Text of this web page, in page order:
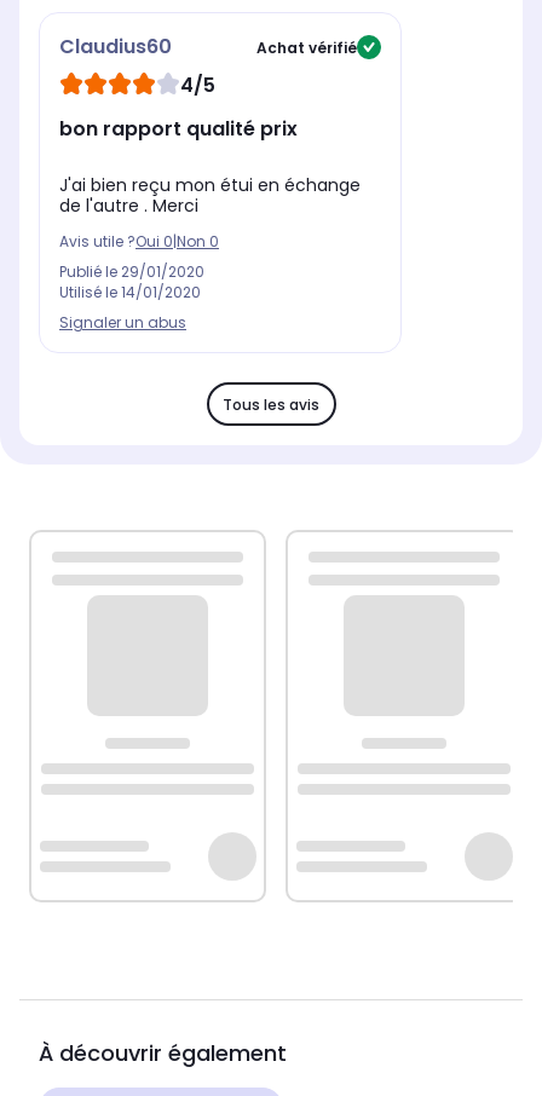
Claudius60 Achat vérifié
4/5
bon rapport qualité prix
J'ai bien reçu mon étui en échange
de l'autre . Merci
Avis utile ?Oui 0 Non 0
Publié le 29/01/2020
Utilisé le14/01/2020
Signaler un abus
Tous les avis
À découvrir également